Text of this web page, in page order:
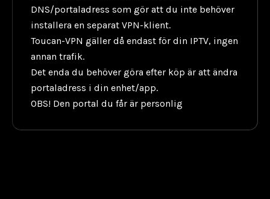
DNS/portaladress som gör att du inte behöver
installera en separat VPN-klient.
Toucan-VPN gäller då endast för din IPTV, ingen
annan trafik.
Det enda du behöver göra efter köp är att ändra
portaladress i din enhet/app.
OBS! Den portal du får är personlig